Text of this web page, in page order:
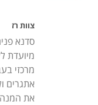
טכנולוגיות
שרואה את עצמו
כדי להתאים לקהל
הערב, או
תכליתי, ולחסוך
צוות רז
סדנא
מיועדת
מרכזי
אתגרים
את